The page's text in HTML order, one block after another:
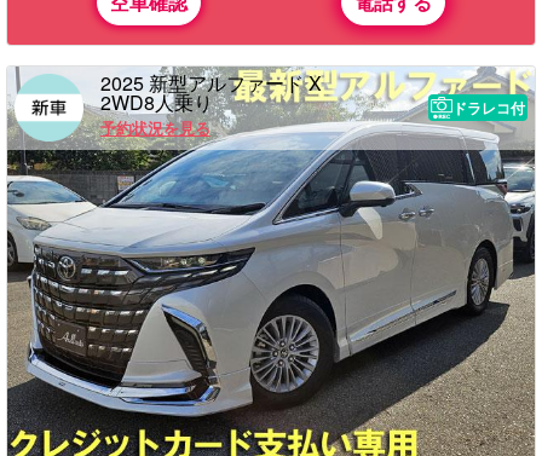
2025 新型アルファード X
2WD8人乗り
予約状況を見る
ドラレコ付